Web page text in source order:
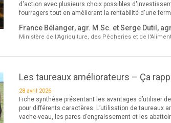
d'action avec plusieurs choix possibles
fourragers tout en améliorant la rentabilité d'une
France Bélanger, agr. M.Sc. et Serge Dutil,
Ministère de l'Agriculture, des Pêcheries et de
Les taureaux améliorateurs – Ça
28 avril 2026
Fiche synthèse présentant les avantages d’utiliser
pour différents caractères. L’utilisation de taureaux
vache-veau, les parcs d’engraissement et les